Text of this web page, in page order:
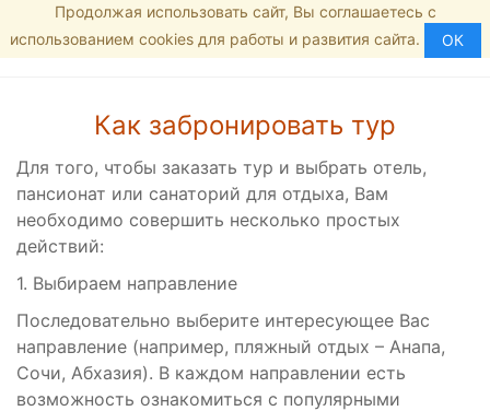
8 (800) 444-19-02 МЕНЮ
Главная
Как забронировать тур
Как забронировать тур
Для того, чтобы заказать тур и выбрать отель,
пансионат или санаторий для отдыха, Вам
необходимо совершить несколько простых
действий:
1. Выбираем направление
Последовательно выберите интересующее Вас
направление (например, пляжный отдых – Анапа,
Сочи, Абхазия). В каждом направлении есть
возможность ознакомиться с популярными
Продолжая использовать сайт, Вы соглашаетесь с
использованием cookies для работы и развития сайта.
ОК